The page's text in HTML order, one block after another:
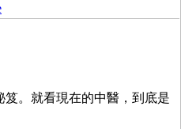
。就看現在的中醫，到底是